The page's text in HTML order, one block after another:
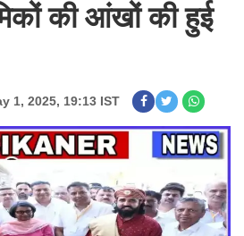
की आंखों की हुई
1, 2025, 19:13 IST